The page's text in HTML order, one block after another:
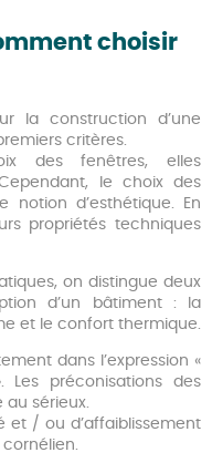
choisir
la construction d’une
critères.
des fenêtres, elles
le choix des
d’esthétique. En
propriétés techniques
on distingue deux
d’un bâtiment : la
et le confort thermique.
dans l’expression «
préconisations des
sérieux.
et / ou d’affaiblissement